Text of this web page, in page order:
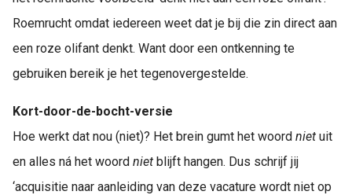
Roemrucht omdat iedereen weet dat je bij die zin direct aan
een roze olifant denkt. Want door een ontkenning te
gebruiken bereik je het tegenovergestelde.
Kort-door-de-bocht-versie
Hoe werkt dat nou (niet)? Het brein gumt het woord niet uit
en alles ná het woord niet blijft hangen. Dus schrijf jij
‘acquisitie naar aanleiding van deze vacature wordt niet op